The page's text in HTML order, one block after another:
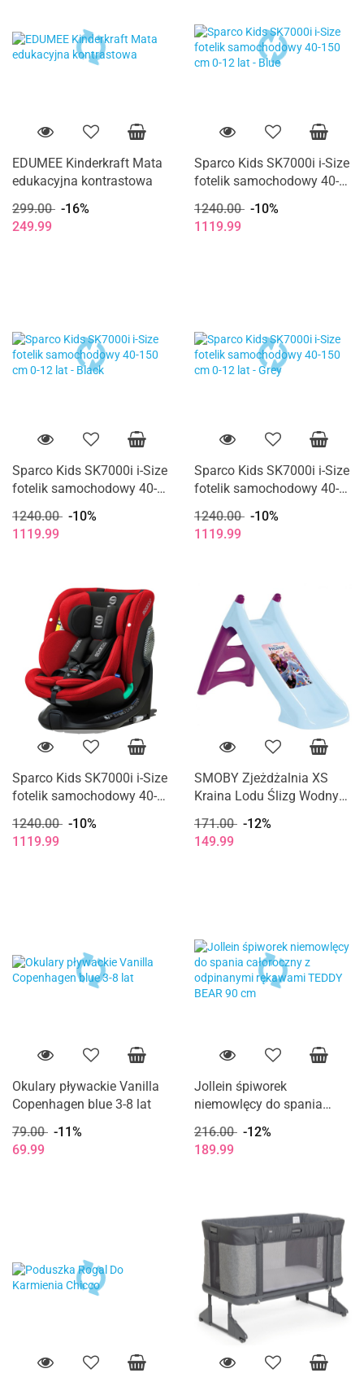
EDUMEE Kinderkraft Mata
edukacyjna kontrastowa
299.00 -16%
249.99
Sparco Kids SK7000i i-Size
fotelik samochodowy 40-
1240.00 -10%
1119.99
Sparco Kids SK7000i i-Size
fotelik samochodowy 40-
1240.00 -10%
1119.99
Sparco Kids SK7000i i-Size
fotelik samochodowy 40-
1240.00 -10%
1119.99
Sparco Kids SK7000i i-Size
fotelik samochodowy 40-
1240.00 -10%
1119.99
SMOBY Zjeżdżalnia XS
Kraina Lodu Ślizg Wodny
171.00 -12%
149.99
Okulary pływackie Vanilla
Copenhagen blue 3-8 lat
79.00 -11%
69.99
Jollein śpiworek
niemowlęcy do spania
rękawami TEDDY BEAR 90
cm
216.00 -12%
189.99